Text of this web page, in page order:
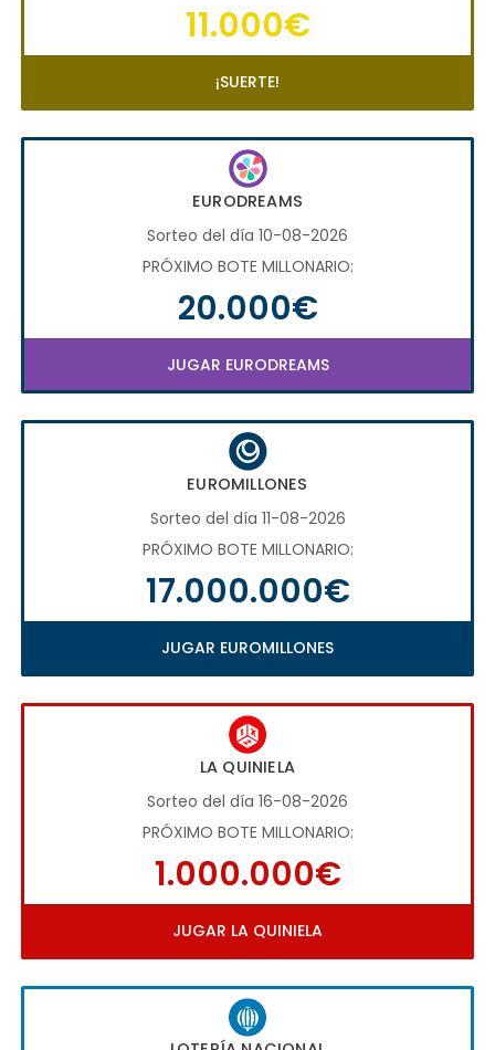
11.000€
¡SUERTE!
EURODREAMS
Sorteo del día 10-08-2026
PRÓXIMO BOTE MILLONARIO:
20.000€
JUGAR EURODREAMS
EUROMILLONES
Sorteo del día 11-08-2026
PRÓXIMO BOTE MILLONARIO:
17.000.000€
JUGAR EUROMILLONES
LA QUINIELA
Sorteo del día 16-08-2026
PRÓXIMO BOTE MILLONARIO:
1.000.000€
JUGAR LA QUINIELA